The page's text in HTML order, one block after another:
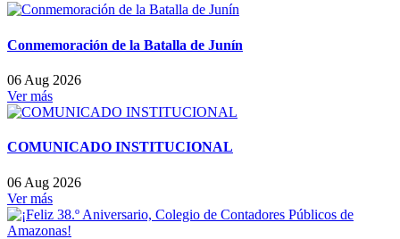
Conmemoración de la Batalla de Junín
06 Aug 2026
Ver más
COMUNICADO INSTITUCIONAL
06 Aug 2026
Ver más